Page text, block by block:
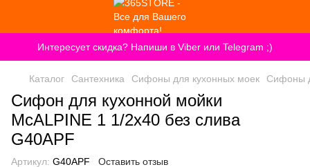
Интересует скидка? Напиши в Viber или Telegram ;)
Каталог Сантехника Сифоны для кухонных моек Сифоны
Сифон для кухонной мойки
McALPINE 1 1/2х40 без слива
G40APF
Артикул: G40APF Оставить отзыв